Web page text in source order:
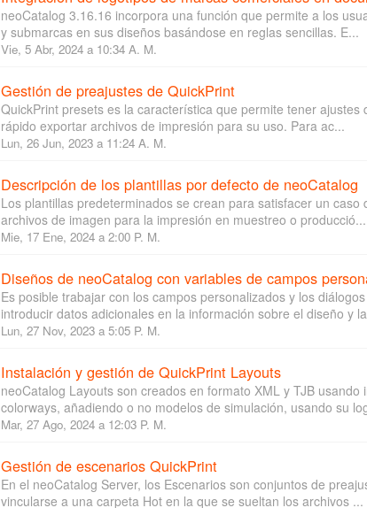
neoCatalog 3.16.16 incorpora una función que permite a los
y submarcas en sus diseños basándose en reglas sencillas. E...
Vie, 5 Abr, 2024 a 10:34 A. M.
Gestión de preajustes de QuickPrint
QuickPrint presets es la característica que permite tener
rápido exportar archivos de impresión para su uso. Para ac...
Lun, 26 Jun, 2023 a 11:24 A. M.
Descripción de los plantillas por defecto de neoCatalog
Los plantillas predeterminados se crean para satisfacer un caso
archivos de imagen para la impresión en muestreo o producció...
Mie, 17 Ene, 2024 a 2:00 P. M.
Diseños de neoCatalog con variables de campos
Es posible trabajar con los campos personalizados y los
introducir datos adicionales en la información sobre el diseño y
Lun, 27 Nov, 2023 a 5:05 P. M.
Instalación y gestión de QuickPrint Layouts
neoCatalog Layouts son creados en formato XML y TJB usando
colorways, añadiendo o no modelos de simulación, usando su
Mar, 27 Ago, 2024 a 12:03 P. M.
Gestión de escenarios QuickPrint
En el neoCatalog Server, los Escenarios son conjuntos de
vincularse a una carpeta Hot en la que se sueltan los archivos ...